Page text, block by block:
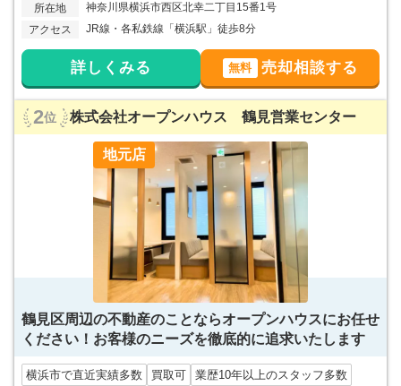
所在地
神奈川県横浜市西区北幸二丁目15番1号
アクセス
JR線・各私鉄線「横浜駅」徒歩8分
詳しくみる 無料 売却相談する
2位 株式会社オープンハウス 鶴見営業センター
地元店
鶴見区周辺の不動産のことならオープンハウスにお任せ
ください！お客様のニーズを徹底的に追求いたします
横浜市で直近実績多数 買取可
業歴10年以上のスタッフ多数